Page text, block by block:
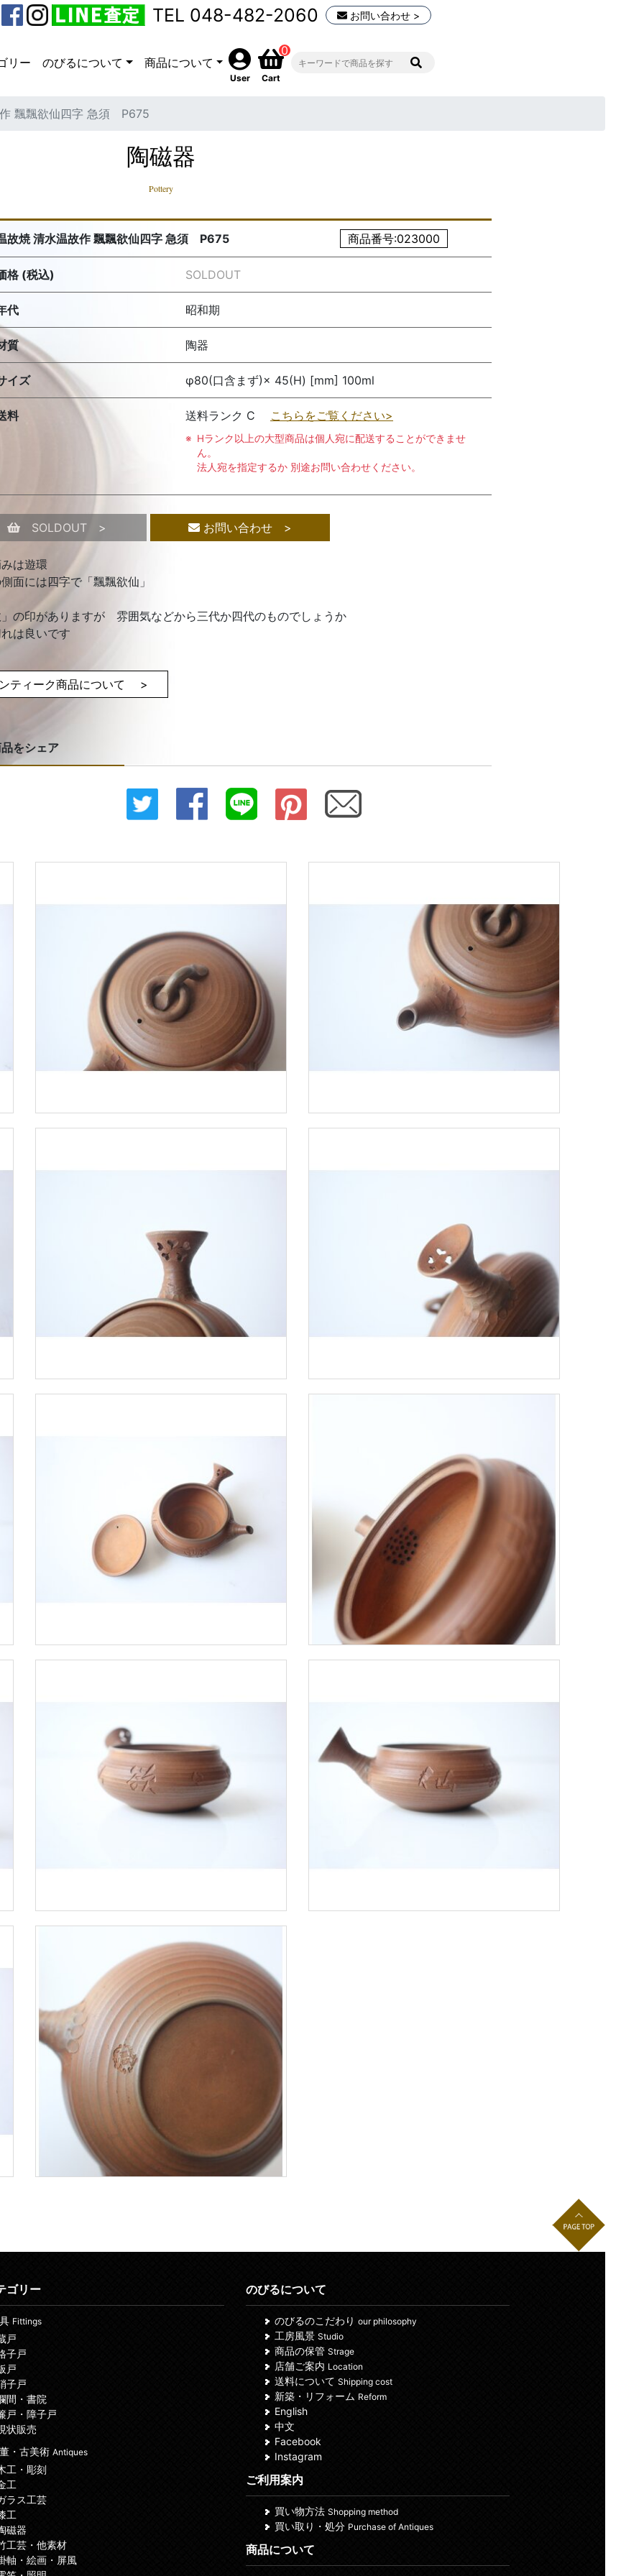
TEL 048-482-2060 お問い合わせ >
リー のびるについて 商品について
User
0
Cart
飄飄欲仙四字 急須 P675
陶磁器
Pottery
故焼 清水温故作 飄飄欲仙四字 急須 P675 商品番号:023000
格 (税込) SOLDOUT
代 昭和期
質 陶器
イズ φ80(口含まず)× 45(H) [mm] 100ml
料 送料ランク C こちらをご覧ください>
Hランク以上の大型商品は個人宛に配送することができませ
ん。
法人宛を指定するか 別途お問い合わせください。
SOLDOUT > お問い合わせ >
は遊環
面には四字で「飄飄欲仙」
の印がありますが 雰囲気などから三代か四代のものでしょうか
は良いです
ティーク商品について >
をシェア
ゴリー
Fittings
戸
子戸
戸
子戸
間・書院
戸・障子戸
状販売
・古美術 Antiques
工・彫刻
工
ラス工芸
工
磁器
工芸・他素材
軸・絵画・屏風
のびるについて
のびるのこだわり our philosophy
工房風景 Studio
商品の保管 Strage
店舗ご案内 Location
送料について Shipping cost
新築・リフォーム Reform
English
中文
Facebook
Instagram
ご利用案内
買い物方法 Shopping method
買い取り・処分 Purchase of Antiques
商品について